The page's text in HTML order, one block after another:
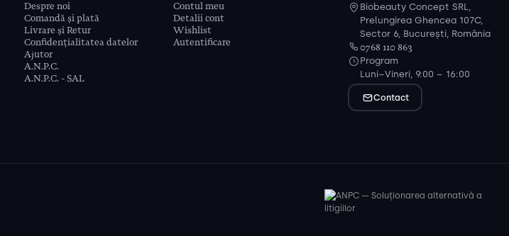
Despre noi
Comandă și plată
Livrare și Retur
Confidențialitatea datelor
Ajutor
A.N.P.C.
A.N.P.C. - SAL
Contul meu
Detalii cont
Wishlist
Autentificare
Biobeauty Concept SRL,
Prelungirea Ghencea 107C,
Sector 6, București, România
0768 110 863
Program
Luni–Vineri, 9:00 – 16:00
Contact